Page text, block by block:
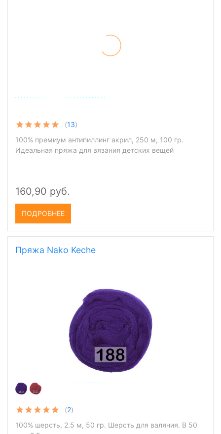
( 13)
100% премиум антипиллинг акрил, 250 м, 100 гр.
160,90 руб.
(2)